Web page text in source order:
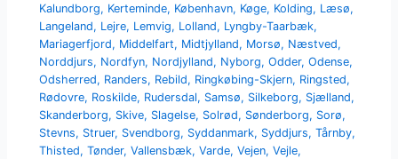
Kalundborg, Kerteminde, København, Køge, Kolding, Læsø,
Langeland, Lejre, Lemvig, Lolland, Lyngby-Taarbæk,
Mariagerfjord, Middelfart, Midtjylland, Morsø, Næstved,
Norddjurs, Nordfyn, Nordjylland, Nyborg,Odder,Odense,
Odsherred, Randers, Rebild, Ringkøbing-Skjern, Ringsted,
Rødovre, Roskilde, Rudersdal, Samsø, Silkeborg, Sjælland,
Skanderborg, Skive, Slagelse, Solrød, Sønderborg, Sorø,
Stevns, Struer, Svendborg, Syddanmark, Syddjurs,Tårnby,
Thisted,Tønder,Vallensbæk,Varde,Vejen,Vejle,